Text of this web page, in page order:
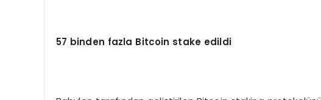
57 binden fazla Bitcoin stake edildi